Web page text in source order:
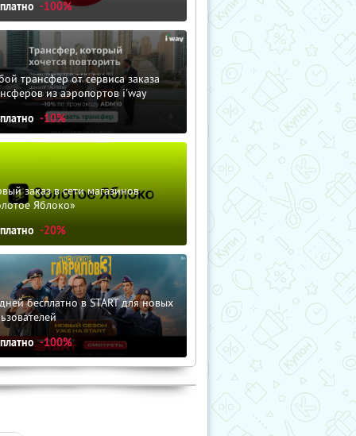
-100%
трансфер от сервиса заказа
из аэропортов i'way
-10%
заказ в сети магазинов
Яблоко»
-20%
бесплатно в START для новых
-100%